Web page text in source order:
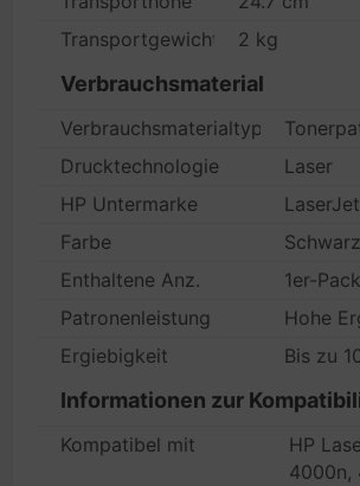
Transportgewicht
2 kg
Verbrauchsmaterial
Verbrauchsmaterialtyp
Drucktechnologie
Laser
HP Untermarke
LaserJet
Farbe
Schwarz
Enthaltene Anz.
1er-Pack
Patronenleistung
Hohe
Ergiebigkeit
Bis zu
Informationen zur
Kompatibel mit
HP
4000n,